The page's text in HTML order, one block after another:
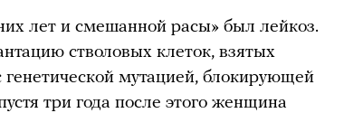
лет и смешанной расы» был лейкоз.
стволовых клеток, взятых
мутацией, блокирующей
три года после этого женщина